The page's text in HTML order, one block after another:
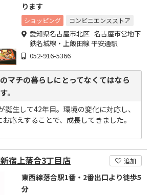
ります
ショッピング コンビニエンスストア
愛知県名古屋市北区 名古屋市営地下
鉄名城線・上飯田線 平安通駅
052-916-5366
マチの暮らしにとってなくてはなら
。
誕生して42年目。環境の変化に対応し、
応えすることで、成長してきました。
宿上落合3丁目店 追加
東西線落合駅1番・2番出口より徒歩5
分